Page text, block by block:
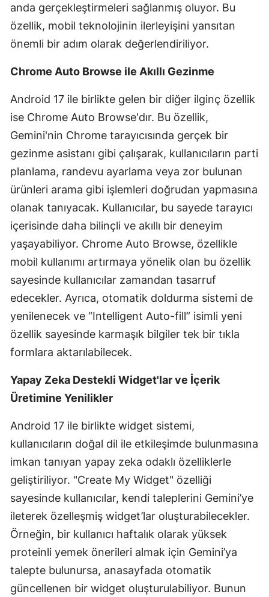
Kırşehir
Kocaeli
Malatya
Manisa
Kahramanmaraş
Mardin
Muğla
Nevşehir
Niğde
Ordu
Rize
Samsun
Sinop
Sivas
Tekirdağ
Trabzon
Tunceli
Şanlıurfa
anda gerçekleştirmeleri sağlanmış oluyor. Bu
özellik, mobil teknolojinin ilerleyişini yansıtan
önemli bir adım olarak değerlendiriliyor.
Chrome Auto Browse ile Akıllı Gezinme
Android 17 ile birlikte gelen bir diğer ilginç özellik
ise Chrome Auto Browse'dır. Bu özellik,
Gemini'nin Chrome tarayıcısında gerçek bir
gezinme asistanı gibi çalışarak, kullanıcıların parti
planlama, randevu ayarlama veya zor bulunan
ürünleri arama gibi işlemleri doğrudan yapmasına
olanak tanıyacak. Kullanıcılar, bu sayede tarayıcı
içerisinde daha bilinçli ve akıllı bir deneyim
yaşayabiliyor. Chrome Auto Browse, özellikle
mobil kullanımı artırmaya yönelik olan bu özellik
sayesinde kullanıcılar zamandan tasarruf
edecekler. Ayrıca, otomatik doldurma sistemi de
yenilenecek ve “Intelligent Auto-fill” isimli yeni
özellik sayesinde karmaşık bilgiler tek bir tıkla
formlara aktarılabilecek.
Yapay Zeka Destekli Widget'lar ve İçerik
Üretimine Yenilikler
Android 17 ile birlikte widget sistemi,
kullanıcıların doğal dil ile etkileşimde bulunmasına
imkan tanıyan yapay zeka odaklı özelliklerle
geliştiriliyor. "Create My Widget" özelliği
sayesinde kullanıcılar, kendi taleplerini Gemini’ye
ileterek özelleşmiş widget’lar oluşturabilecekler.
Örneğin, bir kullanıcı haftalık olarak yüksek
proteinli yemek önerileri almak için Gemini’ya
talepte bulunursa, anasayfada otomatik
güncellenen bir widget oluşturulabiliyor. Bunun